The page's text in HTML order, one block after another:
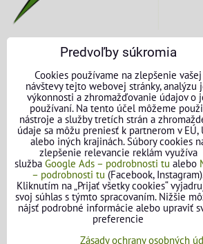
KONTAKTNÉ ÚDAJE
O nás
Kontakt
Požičovňa náradia
Názory našich zákazníkov
Mapa stránok
SLEDUJTE NÁS
Predvoľby súkromia
Cookies používame na zlepšenie vašej
návštevy tejto webovej stránky, analýzu
výkonnosti a zhromažďovanie údajov o
používaní. Na tento účel môžeme
nástroje a služby tretích strán a
údaje sa môžu preniesť k partnerom v EÚ,
alebo iných krajinách. Súbory cookies
zlepšenie relevancie reklám využíva
služba Google Ads – podrobnosti tu alebo
– podrobnosti tu (Facebook,
Kliknutím na „Prijať všetky cookies“
svoj súhlas s týmto spracovaním. Nižšie
nájsť podrobné informácie alebo upraviť
preferencie
Zásady ochrany osobných